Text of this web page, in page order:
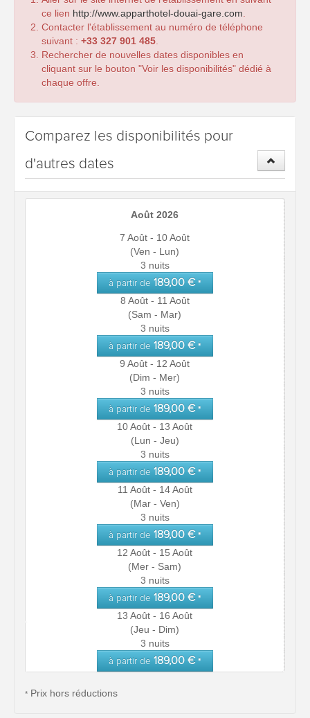
ce lien http://www.apparthotel-douai-gare.com
Contacter l'établissement au numéro de téléphone
suivant : +33 327 901 485
Rechercher de nouvelles dates disponibles en
cliquant sur le bouton "Voir les disponibilités" dédié à
chaque offre.
Comparez les disponibilités pour
d'autres dates
Août 2026
7 Août - 10 Août
(Ven - Lun)
3 nuits
à partir de 189,00 € *
8 Août - 11 Août
(Sam - Mar)
3 nuits
à partir de 189,00 € *
9 Août - 12 Août
(Dim - Mer)
3 nuits
à partir de 189,00 € *
10 Août - 13 Août
(Lun - Jeu)
3 nuits
à partir de 189,00 € *
11 Août - 14 Août
(Mar - Ven)
3 nuits
à partir de 189,00 € *
12 Août - 15 Août
(Mer - Sam)
3 nuits
à partir de 189,00 € *
13 Août - 16 Août
(Jeu - Dim)
3 nuits
à partir de 189,00 € *
* Prix hors réductions